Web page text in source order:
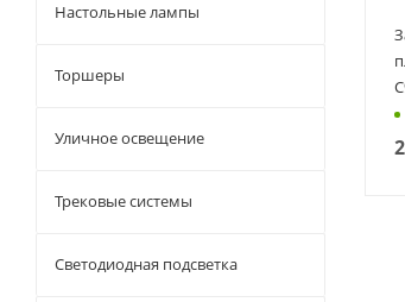
Настольные лампы
Торшеры
Уличное освещение
Трековые системы
Светодиодная подсветка